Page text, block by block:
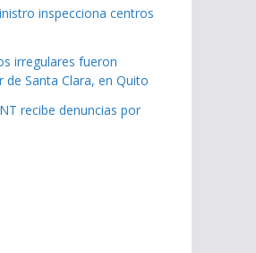
inspecciona centros
irregulares fueron
Santa Clara, en Quito
recibe denuncias por